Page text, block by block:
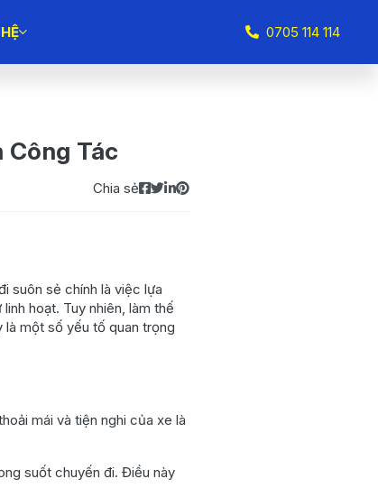
0705 114 114
Công Tác
Chia sẻ
suôn sẻ chính là việc lựa
hoạt. Tuy nhiên, làm thế
một số yếu tố quan trọng
mái và tiện nghi của xe là
suốt chuyến đi. Điều này